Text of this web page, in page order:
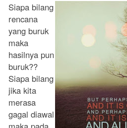
Siapa bilang
rencana
yang buruk
maka
hasilnya pun
buruk??
Siapa bilang
jika kita
merasa
gagal diawal